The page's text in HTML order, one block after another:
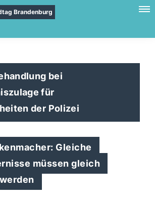
Brandenburg
bei
für
der Polizei
Gleiche
müssen gleich